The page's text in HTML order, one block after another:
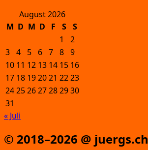
August 2026
M D M D F S
S
1
2
3 4 5 6 7 8 9
10 11 12 13 14 15 16
17 18 192021 2223
24252627282930
31
« Juli
© 2018–2026 @ juergs.ch